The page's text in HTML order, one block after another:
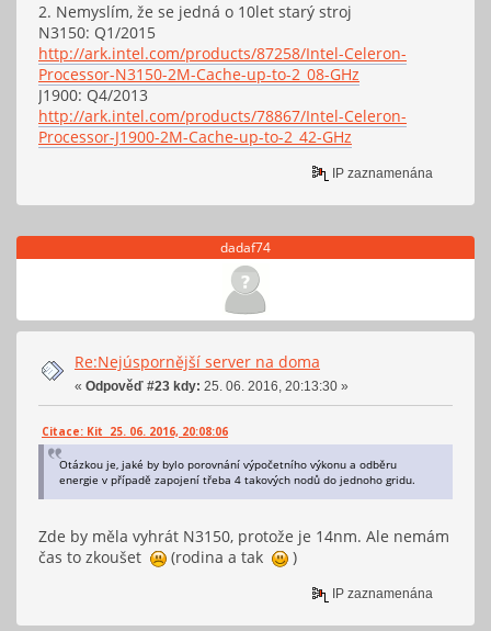
2. Nemyslím, že se jedná o 10let starý stroj
N3150: Q1/2015
http://ark.intel.com/products/87258/Intel-Celeron-
Processor-N3150-2M-Cache-up-to-2_08-GHz
J1900: Q4/2013
http://ark.intel.com/products/78867/Intel-Celeron-
Processor-J1900-2M-Cache-up-to-2_42-GHz
IP zaznamenána
dadaf74
Re:Nejúspornější server na doma
« Odpověď #23 kdy: 25. 06. 2016, 20:13:30 »
Citace: Kit 25. 06. 2016, 20:08:06
Otázkou je, jaké by bylo porovnání výpočetního výkonu a odběru
energie v případě zapojení třeba 4 takových nodů do jednoho gridu.
Zde by měla vyhrát N3150, protože je 14nm. Ale nemám
čas to zkoušet
(rodina a tak )
IP zaznamenána